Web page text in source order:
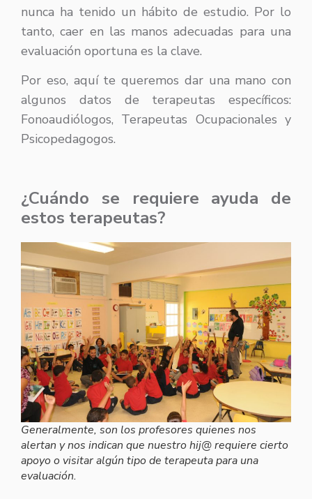
nunca ha tenido un hábito de estudio. Por lo
tanto, caer en las manos adecuadas para una
evaluación oportuna es la clave.
Por eso, aquí te queremos dar una mano con
algunos datos de terapeutas específicos:
Fonoaudiólogos, Terapeutas Ocupacionales y
Psicopedagogos.
¿Cuándo se requiere ayuda de
estos terapeutas?
Generalmente, son los profesores quienes nos
alertan y nos indican que nuestro hij@ requiere cierto
apoyo o visitar algún tipo de terapeuta para una
evaluación.